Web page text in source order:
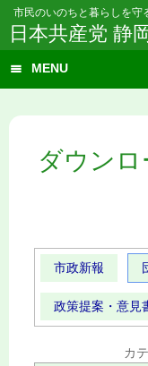
市民のいのちと暮らしを守
日本共産党 静
MENU
ダウン
市政新報
政策提案・意見
カ